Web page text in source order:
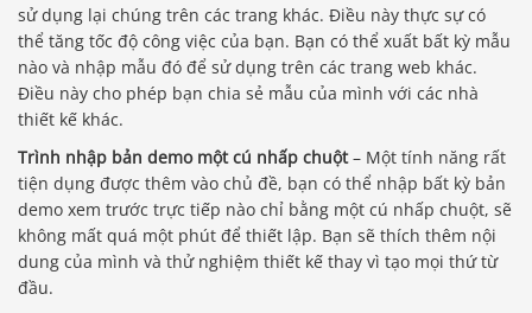
sử dụng lại chúng trên các trang khác. Điều này thực sự có
thể tăng tốc độ công việc của bạn. Bạn có thể xuất bất kỳ mẫu
nào và nhập mẫu đó để sử dụng trên các trang web khác.
Điều này cho phép bạn chia sẻ mẫu của mình với các nhà
thiết kế khác.
Trình nhập bản demo một cú nhấp chuột– Một tính năng rất
tiện dụng được thêm vào chủ đề, bạn có thể nhập bất kỳ bản
demo xem trước trực tiếp nào chỉ bằng một cú nhấp chuột, sẽ
không mất quá một phút để thiết lập. Bạn sẽ thích thêm nội
dung của mình và thử nghiệm thiết kế thay vì tạo mọi thứ từ
đầu.